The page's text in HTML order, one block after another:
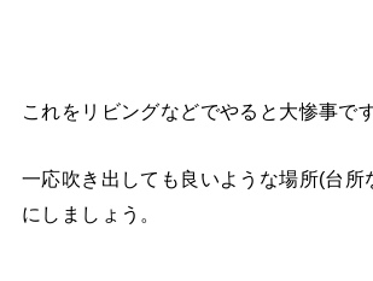
これをリビングなどでやると大惨事で
一応吹き出しても良いような場所(台所
にしましょう。